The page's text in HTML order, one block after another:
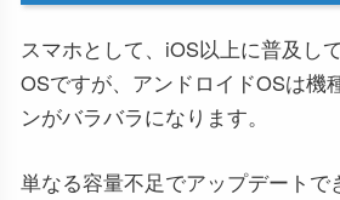
スマホとして、iOS以上に普及し
OSですが、アンドロイドOSは機
ンがバラバラになります。
単なる容量不足でアップデートで